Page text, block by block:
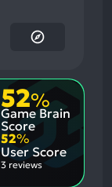
52%
Game Brain
Score
52%
User Score
3 reviews